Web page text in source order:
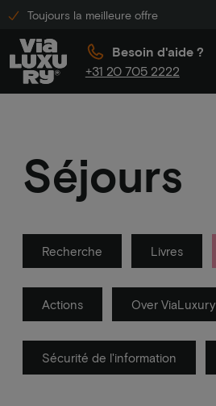
Toujours la meilleure offre
Besoin d'aide ?
+31 20 705 2222
Séjours
Recherche Livres
Actions Over ViaLuxury
Sécurité de l'information